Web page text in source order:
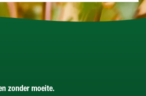
zonder moeite.